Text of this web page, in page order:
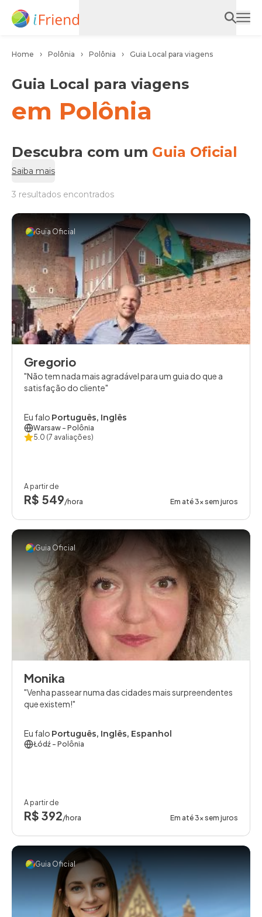
Home Polônia Polônia Guia Local para viagens
Guia Local para viagens
em Polônia
Descubra com um Guia Oficial
Saiba mais
3 resultados encontrados
Guia Oficial
Gregorio
Não tem nada mais agradável para um guia do que a
satisfação do cliente
Eu falo Português, Inglês
Warsaw - Polônia
5.0 (7 avaliações)
A partir de
R$ 549/hora Em até 3x sem juros
Guia Oficial
Monika
Venha passear numa das cidades mais surpreendentes
que existem!
Eu falo Português, Inglês, Espanhol
Łódź - Polônia
A partir de
R$ 392/hora Em até 3x sem juros
Guia Oficial